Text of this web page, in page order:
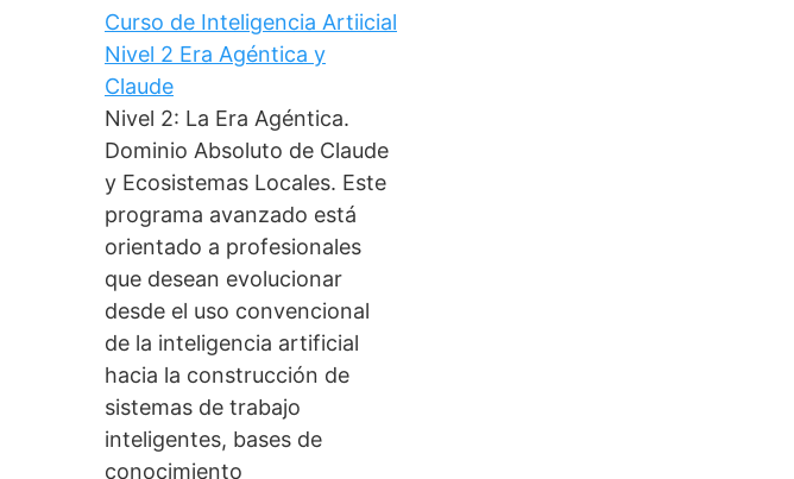
Curso de Inteligencia Artiicial
Nivel 2 Era Agéntica y
Claude
Nivel 2: La Era Agéntica.
Dominio Absoluto de Claude
y Ecosistemas Locales. Este
programa avanzado está
orientado a profesionales
que desean evolucionar
desde el uso convencional
de la inteligencia artificial
hacia la construcción de
sistemas de trabajo
inteligentes, bases de
conocimiento